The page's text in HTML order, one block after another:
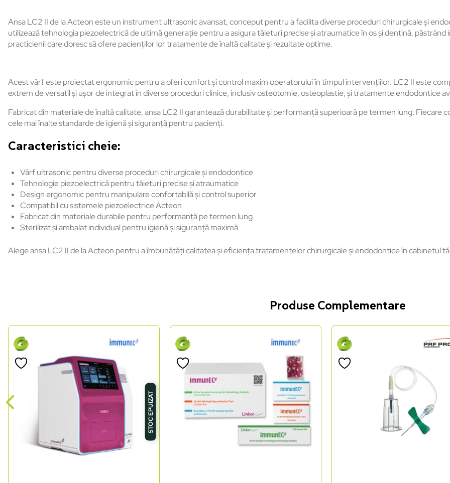
Ansa LC2 II de la Acteon este un instrument ultrasonic avansat, conceput pentru a facilita diverse proceduri chirurgicale și
utilizează tehnologia piezoelectrică de ultimă generație pentru a asigura tăieturi precise și atraumatice în os și dentină,
practicienii care doresc să ofere pacienților lor tratamente de înaltă calitate și rezultate optime.
Acest vârf este proiectat ergonomic pentru a oferi confort și control maxim operatorului în timpul intervențiilor. LC2 II este
extrem de versatil și ușor de integrat în diverse proceduri clinice, inclusiv osteotomie, osteoplastie, și tratamente endodontice
Fabricat din materiale de înaltă calitate, ansa LC2 II garantează durabilitate și performanță superioară pe termen lung. Fiecare
cele mai înalte standarde de igienă și siguranță pentru pacienți.
Caracteristici cheie:
Vârf ultrasonic pentru diverse proceduri chirurgicale și endodontice
Tehnologie piezoelectrică pentru tăieturi precise și atraumatice
Design ergonomic pentru manipulare confortabilă și control superior
Compatibil cu sistemele piezoelectrice Acteon
Fabricat din materiale durabile pentru performanță pe termen lung
Sterilizat și ambalat individual pentru igienă și siguranță maximă
Alege ansa LC2 II de la Acteon pentru a îmbunătăți calitatea și eficiența tratamentelor chirurgicale și endodontice în cabinetul
Produse Complementare
STOC EPUIZAT